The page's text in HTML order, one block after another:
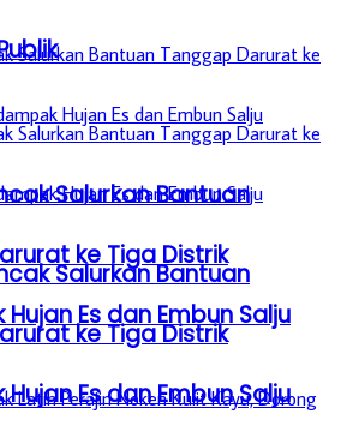
Salurkan Bantuan
ke Tiga Distrik
Es dan Embun Salju
Salurkan Bantuan
ke Tiga Distrik
Es dan Embun Salju